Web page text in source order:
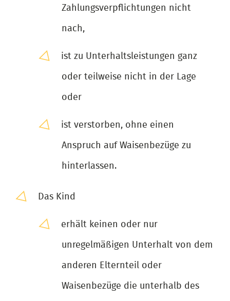
Zahlungsverpflichtungen nicht
nach,
ist zu Unterhaltsleistungen ganz
oder teilweise nicht in der Lage
oder
ist verstorben, ohne einen
Anspruch auf Waisenbezüge zu
hinterlassen.
Das Kind
erhält keinen oder nur
unregelmäßigen Unterhalt von dem
anderen Elternteil oder
Waisenbezüge die unterhalb des